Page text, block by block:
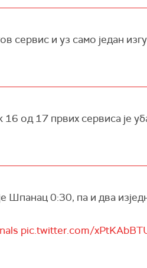
сервис и уз само један
од 17 првих сервиса је
Шпанац 0:30, па и два
pic.twitter.com/